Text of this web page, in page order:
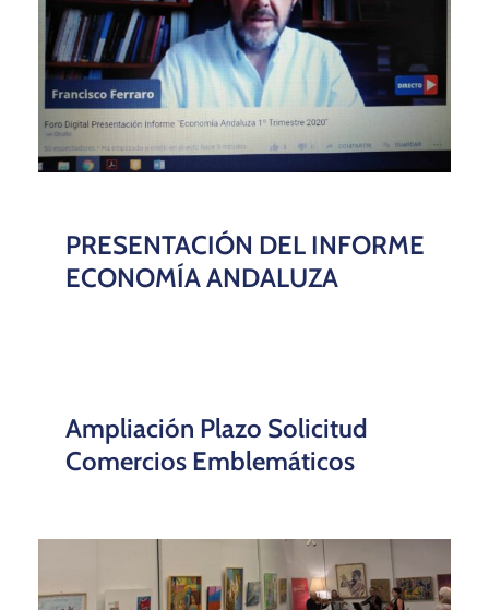
PRESENTACIÓN DEL INFORME
ECONOMÍA ANDALUZA
Ampliación Plazo Solicitud
Comercios Emblemáticos